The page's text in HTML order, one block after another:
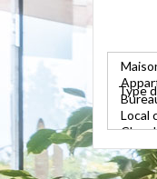
Type